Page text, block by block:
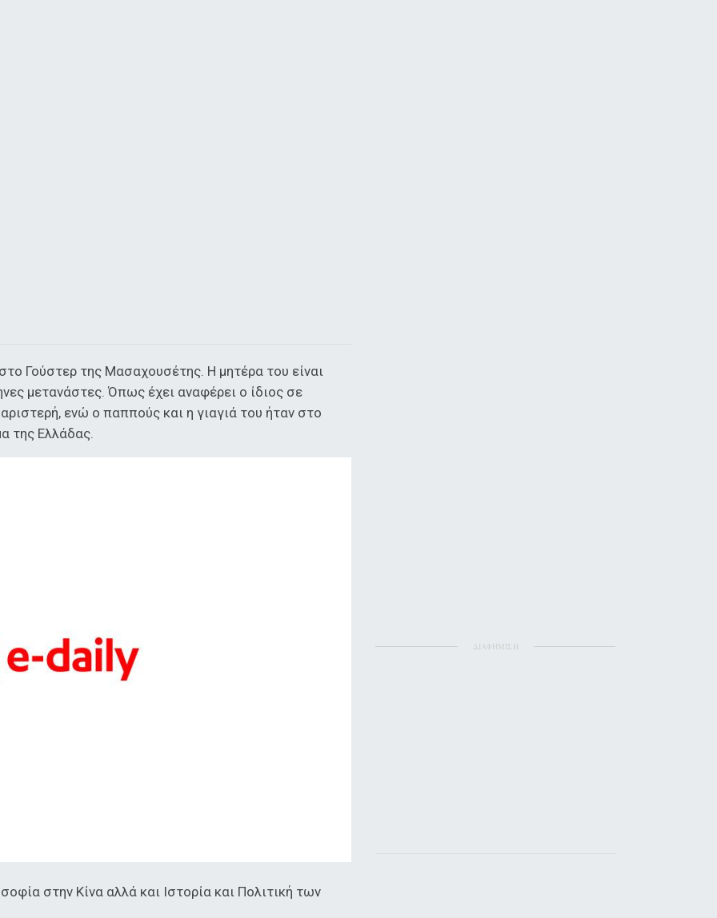
Γούστερ της Μασαχουσέτης. Η μητέρα του είναι
μετανάστες. Όπως έχει αναφέρει ο ίδιος σε
ενώ ο παππούς και η γιαγιά του ήταν στο
της Ελλάδας.
στην Κίνα αλλά και Ιστορία και Πολιτική των
ΔΙΑΦΗΜΙΣΗ